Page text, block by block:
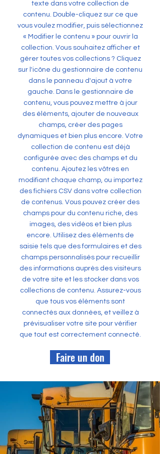
texte dans votre collection de
contenu. Double-cliquez sur ce que
vous voulez modifier, puis sélectionnez
« Modifier le contenu » pour ouvrir la
collection. Vous souhaitez afficher et
gérer toutes vos collections ? Cliquez
sur l'icône du gestionnaire de contenu
dans le panneau d'ajout à votre
gauche. Dans le gestionnaire de
contenu, vous pouvez mettre à jour
des éléments, ajouter de nouveaux
champs, créer des pages
dynamiques et bien plus encore. Votre
collection de contenu est déjà
configurée avec des champs et du
contenu. Ajoutez les vôtres en
modifiant chaque champ, ou importez
des fichiers CSV dans votre collection
de contenus. Vous pouvez créer des
champs pour du contenu riche, des
images, des vidéos et bien plus
encore. Utilisez des éléments de
saisie tels que des formulaires et des
champs personnalisés pour recueillir
des informations auprès des visiteurs
de votre site et les stocker dans vos
collections de contenu. Assurez-vous
que tous vos éléments sont
connectés aux données, et veillez à
prévisualiser votre site pour vérifier
que tout est correctement connecté.
Faire un don